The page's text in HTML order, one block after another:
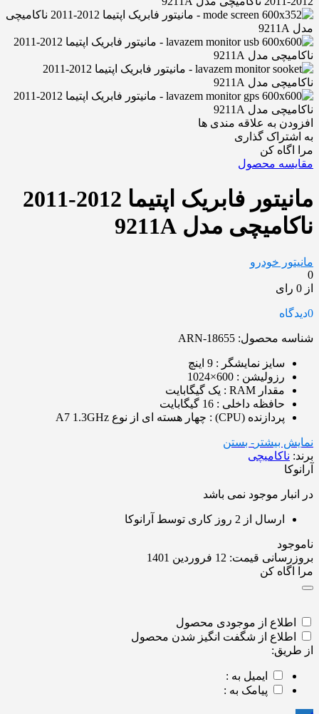
افزودن به علاقه مندی ها
به اشتراک گذاری
مرا اگاه کن
مقایسه محصول
مانیتور فابریک اپتیما 2012-2011
ناکامیچی مدل 9211A
مانیتور خودرو
0
از 0 رای
0دیدگاه
شناسه محصول: ARN-18655
سایز نمایشگر : 9 اینچ
رزولیشن : 600×1024
مقدار RAM : یک گیگابایت
حافظه داخلی : 16 گیگابایت
پردازنده (CPU) : چهار هسته ای از نوع A7 1.3GHz
نمایش بیشتر - بستن
برند: ناکامیچی
آرانوکا
در انبار موجود نمی باشد
ارسال از 2 روز کاری توسط آرانوکا
ناموجود
بروزرسانی قیمت: 12 فروردین 1401
مرا اگاه کن
اطلاع از موجودی محصول
اطلاع از شگفت انگیز شدن محصول
از طریق:
ایمیل به :
پیامک به :